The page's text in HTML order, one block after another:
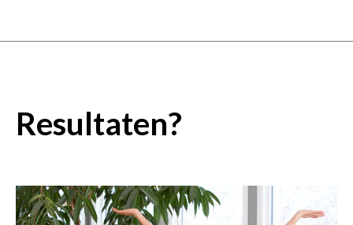
Resultaten?